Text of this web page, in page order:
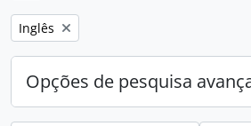
Remove filter:
Inglês
Opções de pesquisa